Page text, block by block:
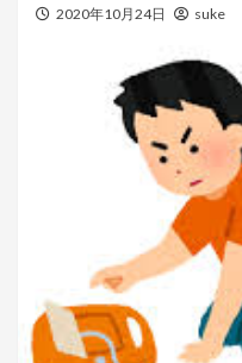
2020年10月24日 suke